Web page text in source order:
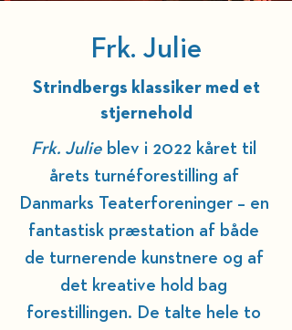
Frk. Julie
Strindbergs klassiker med et
stjernehold
Frk. Julie blev i 2022 kåret til
årets turnéforestilling af
Danmarks Teaterforeninger – en
fantastisk præstation af både
de turnerende kunstnere og af
det kreative hold bag
forestillingen. De talte hele to